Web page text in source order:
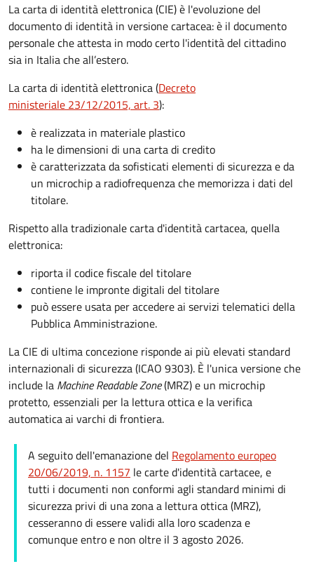
La carta di identità elettronica (CIE) è l'evoluzione del
documento di identità in versione cartacea: è il documento
personale che attesta in modo certo l'identità del cittadino
sia in Italia che all’estero.
La carta di identità elettronica (Decreto
ministeriale 23/12/2015, art. 3):
è realizzata in materiale plastico
ha le dimensioni di una carta di credito
è caratterizzata da sofisticati elementi di sicurezza e da
un microchip a radiofrequenza che memorizza i dati del
titolare.
Rispetto alla tradizionale carta d'identità cartacea, quella
elettronica:
riporta il codice fiscale del titolare
contiene le impronte digitali del titolare
può essere usata per accedere ai servizi telematici della
Pubblica Amministrazione.
La CIE di ultima concezione risponde ai più elevati standard
internazionali di sicurezza (ICAO 9303). È l'unica versione che
include la Machine Readable Zone(MRZ) e un microchip
protetto, essenziali per la lettura ottica e la verifica
automatica ai varchi di frontiera.
A seguito dell'emanazione del Regolamento europeo
20/06/2019, n. 1157 le carte d'identità cartacee, e
tutti i documenti non conformi agli standard minimi di
sicurezza privi di una zona a lettura ottica (MRZ),
cesseranno di essere validi alla loro scadenza e
comunque entro e non oltre il 3 agosto 2026.